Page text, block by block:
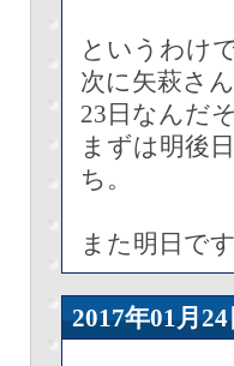
というわけ
次に矢萩さ
23日なんだ
まずは明後
ち。
また明日で
2017年01